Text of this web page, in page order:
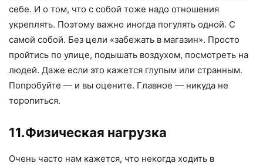
себе. И о том, что с собой тоже надо отношения
укреплять. Поэтому важно иногда погулять одной. С
самой собой. Без цели «забежать в магазин». Просто
пройтись по улице, подышать воздухом, посмотреть на
людей. Даже если это кажется глупым или странным.
Попробуйте — и вы оцените. Главное — никуда не
торопиться.
11.Физическая нагрузка
Очень часто нам кажется, что некогда ходить в